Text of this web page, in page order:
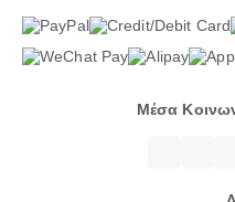
Μέσα